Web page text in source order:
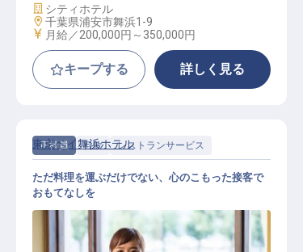
施設業態
シティホテル
勤務地
千葉県浦安市舞浜1-9
給与
月給／200,000円～ 350,000円
キープする 詳しく見る
正社員 料飲 レストランサービス
東京ベイ舞浜ホテル
ただ料理を運ぶだけでない、心のこもった接客で
おもてなしを